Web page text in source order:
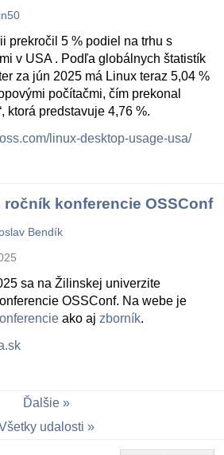
prekročil 5 % podiel na trhu s
v USA . Podľa globálnych štatistík
za jún 2025 má Linux teraz 5,04 %
počítačmi, čím prekonal
ktorá predstavuje 4,76 %.
linux-desktop-usage-usa/
ročník konferencie OSSConf
Bendík
sa na Žilinskej univerzite
OSSConf. Na webe je
ako aj zborník.
Ďalšie
udalosti